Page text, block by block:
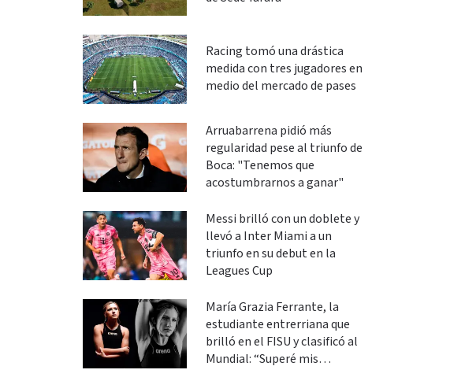
Racing tomó una drástica
medida con tres jugadores en
medio del mercado de pases
Arruabarrena pidió más
regularidad pese al triunfo de
Boca: "Tenemos que
acostumbrarnos a ganar"
Messi brilló con un doblete y
llevó a Inter Miami a un
triunfo en su debut en la
Leagues Cup
María Grazia Ferrante, la
estudiante entrerriana que
brilló en el FISU y clasificó al
Mundial: “Superé mis